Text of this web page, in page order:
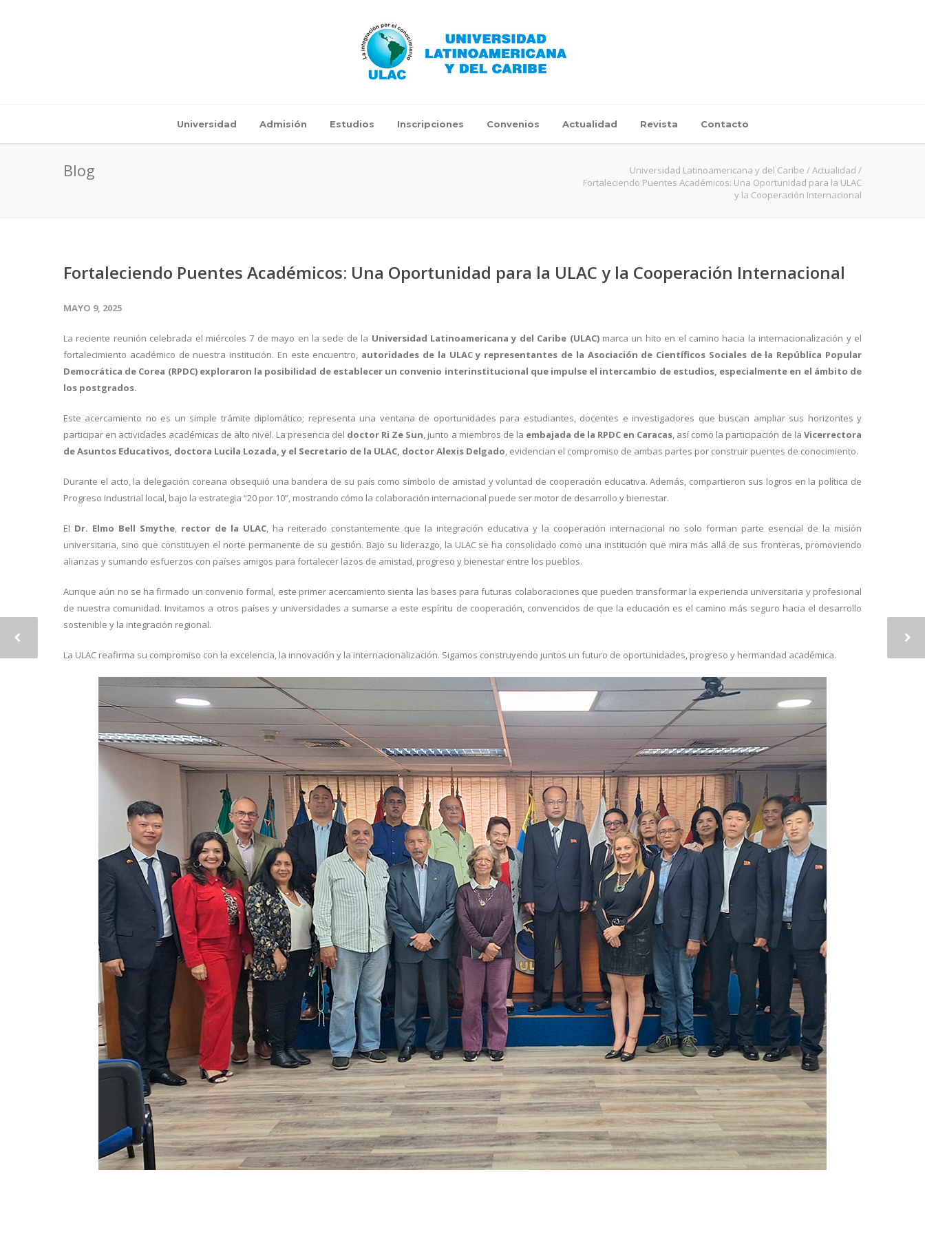
Universidad Admisión Estudios Inscripciones Convenios Actualidad Revista Contacto
Blog Universidad Latinoamericana y del Caribe /Actualidad /
Fortaleciendo Puentes Académicos: Una Oportunidad para la ULAC
y la Cooperación Internacional
Fortaleciendo Puentes Académicos: Una Oportunidad para la ULAC y la Cooperación Internacional
MAYO 9, 2025
La reciente reunión celebrada el miércoles 7 de mayo en la sede de la Universidad Latinoamericana y del Caribe (ULAC)marca un hito en el camino hacia la internacionalización y el
fortalecimiento académico de nuestra institución. En este encuentro, autoridades de la ULAC y representantes de la Asociación de Científicos Sociales de la República Popular
Democrática de Corea (RPDC) exploraron la posibilidad de establecer un convenio interinstitucional que impulse el intercambio de estudios, especialmente en el ámbito de
los postgrados.
Este acercamiento no es un simple trámite diplomático; representa una ventana de oportunidades para estudiantes, docentes e investigadores que buscan ampliar sus horizontes y
participar en actividades académicas de alto nivel. La presencia del doctor Ri Ze Sun, junto a miembros de la embajada de la RPDC en Caracas, así como la participación de laVicerrectora
de Asuntos Educativos, doctora Lucila Lozada, y el Secretario de la ULAC, doctor Alexis Delgado, evidencian el compromiso de ambas partes por construir puentes de conocimiento.
Durante el acto, la delegación coreana obsequió una bandera de su país como símbolo de amistad y voluntad de cooperación educativa. Además, compartieron sus logros en la política de
Progreso Industrial local, bajo la estrategia “20 por 10”, mostrando cómo la colaboración internacional puede ser motor de desarrollo y bienestar.
El Dr. Elmo Bell Smythe, rector de la ULAC, ha reiterado constantemente que la integración educativa y la cooperación internacional no solo forman parte esencial de la misión
universitaria, sino que constituyen el norte permanente de su gestión. Bajo su liderazgo, la ULAC se ha consolidado como una institución que mira más allá de sus fronteras, promoviendo
alianzas y sumando esfuerzos con países amigos para fortalecer lazos de amistad, progreso y bienestar entre los pueblos.
Aunque aún no se ha firmado un convenio formal, este primer acercamiento sienta las bases para futuras colaboraciones que pueden transformar la experiencia universitaria y profesional
de nuestra comunidad. Invitamos a otros países y universidades a sumarse a este espíritu de cooperación, convencidos de que la educación es el camino más seguro hacia el desarrollo
sostenible y la integración regional.
La ULAC reafirma su compromiso con la excelencia, la innovación y la internacionalización. Sigamos construyendo juntos un futuro de oportunidades, progreso y hermandad académica.